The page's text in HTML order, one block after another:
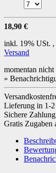
18,90 €
inkl. 19% USt. ,
Versand
momentan
»
Lieferung in 1-2
Sichere
Gratis Zugaben